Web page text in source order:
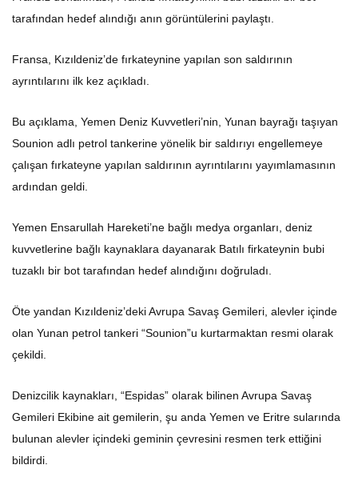
tarafından hedef alındığı anın görüntülerini paylaştı.
Fransa, Kızıldeniz’de fırkateynine yapılan son saldırının
ayrıntılarını ilk kez açıkladı.
Bu açıklama, Yemen Deniz Kuvvetleri’nin, Yunan bayrağı taşıyan
Sounion adlı petrol tankerine yönelik bir saldırıyı engellemeye
çalışan fırkateyne yapılan saldırının ayrıntılarını yayımlamasının
ardından geldi.
Yemen Ensarullah Hareketi’ne bağlı medya organları, deniz
kuvvetlerine bağlı kaynaklara dayanarak Batılı firkateynin bubi
tuzaklı bir bot tarafından hedef alındığını doğruladı.
Öte yandan Kızıldeniz’deki Avrupa Savaş Gemileri, alevler içinde
olan Yunan petrol tankeri “Sounion”u kurtarmaktan resmi olarak
çekildi.
Denizcilik kaynakları, “Espidas” olarak bilinen Avrupa Savaş
Gemileri Ekibine ait gemilerin, şu anda Yemen ve Eritre sularında
bulunan alevler içindeki geminin çevresini resmen terk ettiğini
bildirdi.